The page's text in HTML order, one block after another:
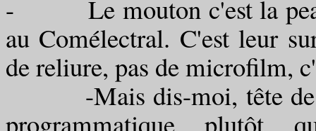
- Le mouton c'est la peau
au Comélectral. C'est leur
de reliure, pas de microfilm,
-Mais dis-moi, tête de
programmatique plutôt